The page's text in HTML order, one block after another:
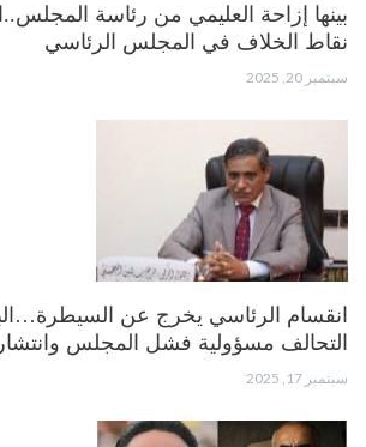
بينها إزاحة العليمي من رئاسة
نقاط الخلاف في المجلس الرئاسي
سبتمبر 20, 2025
انقسام الرئاسي يخرج عن
التحالف مسؤولية فشل المجلس
سبتمبر 17, 2025